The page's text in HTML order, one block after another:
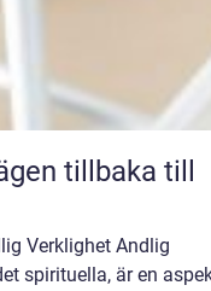
Verklighet Andlig
spirituella, är en